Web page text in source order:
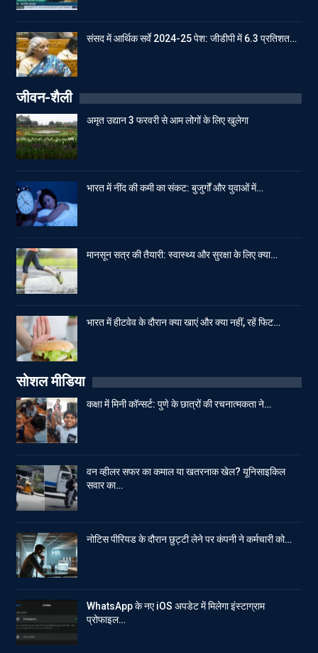
संसद में आर्थिक सर्वे 2024-25 पेश: जीडीपी में 6.3 प्रतिशत…
जीवन-शैली
अमृत उद्यान 3 फरवरी से आम लोगों के लिए खुलेगा
भारत में नींद की कमी का संकट: बुजुर्गों और युवाओं में…
मानसून सत्र की तैयारी: स्वास्थ्य और सुरक्षा के लिए क्या…
भारत में हीटवेव के दौरान क्या खाएं और क्या नहीं, रहें फिट…
सोशल मीडिया
कक्षा में मिनी कॉन्सर्ट: पुणे के छात्रों की रचनात्मकता ने…
वन व्हीलर सफर का कमाल या खतरनाक खेल? यूनिसाइकिल
सवार का…
नोटिस पीरियड के दौरान छुट्टी लेने पर कंपनी ने कर्मचारी को…
WhatsApp के नए iOS अपडेट में मिलेगा इंस्टाग्राम
प्रोफाइल…